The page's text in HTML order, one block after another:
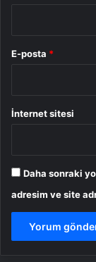
E-posta *
İnternet sitesi
Daha sonraki
adresim ve site